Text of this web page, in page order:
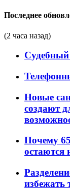
Последнее
(2 часа назад)
Судебный
Новые
создают
Почему
остаются
избежать